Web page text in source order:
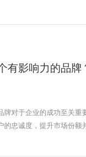
有影响力的品牌
对于企业的成功至关重
忠诚度，提升市场份额